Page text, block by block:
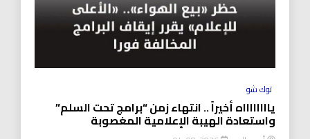
توك شو
يااااااااه أخيراً .. انتهاء زمن “برامج تحت السلم”
واستعادة الهيبة الإعلامية المغصوبة